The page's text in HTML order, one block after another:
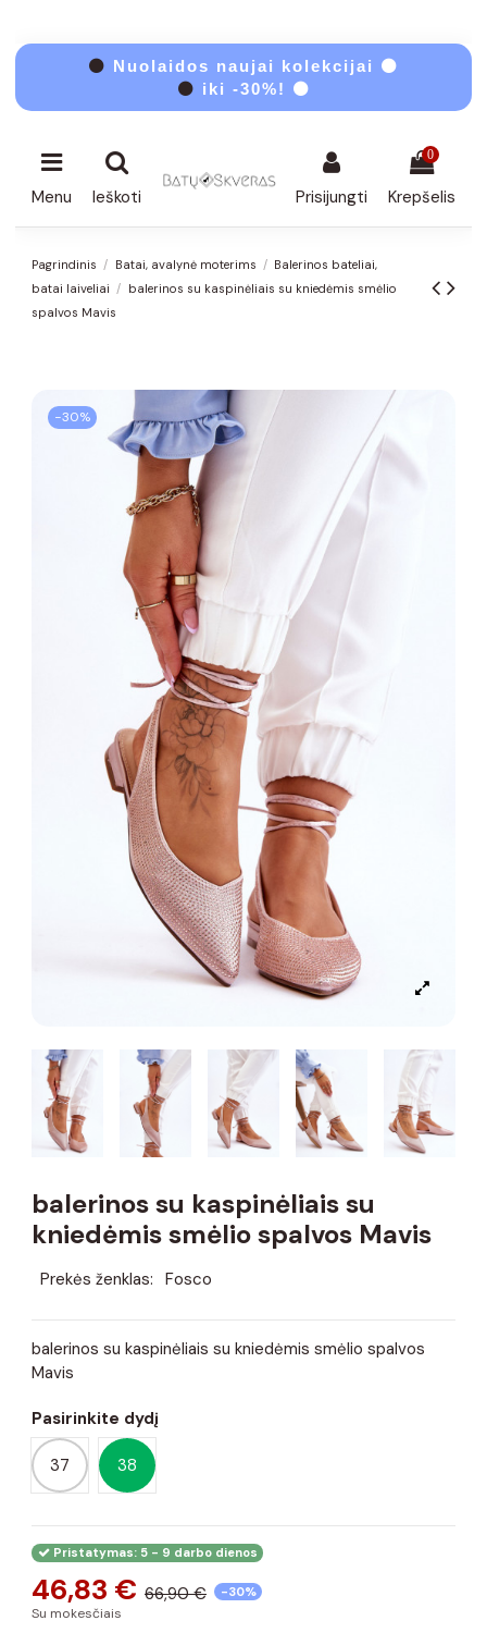
⚫ Nuolaidos naujai kolekcijai ⚫
⚫ iki -30%! ⚫
Menu Ieškoti Prisijungti
0
Krepšelis
Pagrindinis Batai, avalynė moterims
Balerinos bateliai,
batai laiveliai
balerinos su kaspinėliais su kniedėmis smėlio
spalvos Mavis
−30%
balerinos su kaspinėliais su
kniedėmis smėlio spalvos Mavis
Prekės ženklas: Fosco
balerinos su kaspinėliais su kniedėmis smėlio spalvos
Mavis
Pasirinkite dydį
37 38
Pristatymas: 5 - 9 darbo dienos
46,83 € 66,90 € -30%
Su mokesčiais